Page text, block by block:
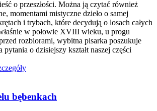
o przeszłości. Można ją czytać również
momentami mistyczne dzieło o samej
i trybach, które decydują o losach całych
w połowie XVIII wieku, u progu
rozbiorami, wybitna pisarka poszukuje
pytania o dzisiejszy kształt naszej części
bębenkach